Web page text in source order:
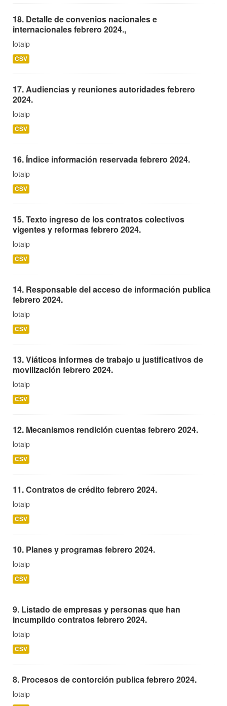
18. Detalle de convenios nacionales e
internacionales febrero 2024.,
lotaip
CSV
17. Audiencias y reuniones autoridades febrero
2024.
lotaip
CSV
16. Índice información reservada febrero 2024.
lotaip
CSV
15. Texto ingreso de los contratos colectivos
vigentes y reformas febrero 2024.
lotaip
CSV
14. Responsable del acceso de información publica
febrero 2024.
lotaip
CSV
13. Viáticos informes de trabajo u justificativos de
movilización febrero 2024.
lotaip
CSV
12. Mecanismos rendición cuentas febrero 2024.
lotaip
CSV
11. Contratos de crédito febrero 2024.
lotaip
CSV
10. Planes y programas febrero 2024.
lotaip
CSV
9. Listado de empresas y personas que han
incumplido contratos febrero 2024.
lotaip
CSV
8. Procesos de contorción publica febrero 2024.
lotaip